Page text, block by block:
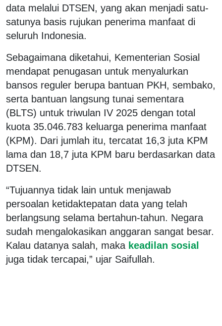
data melalui DTSEN, yang akan menjadi satu-
satunya basis rujukan penerima manfaat di
seluruh Indonesia.
Sebagaimana diketahui, Kementerian Sosial
mendapat penugasan untuk menyalurkan
bansos reguler berupa bantuan PKH, sembako,
serta bantuan langsung tunai sementara
(BLTS) untuk triwulan IV 2025 dengan total
kuota 35.046.783 keluarga penerima manfaat
(KPM). Dari jumlah itu, tercatat 16,3 juta KPM
lama dan 18,7 juta KPM baru berdasarkan data
DTSEN.
“Tujuannya tidak lain untuk menjawab
persoalan ketidaktepatan data yang telah
berlangsung selama bertahun-tahun. Negara
sudah mengalokasikan anggaran sangat besar.
Kalau datanya salah, maka keadilan sosial
juga tidak tercapai,” ujar Saifullah.